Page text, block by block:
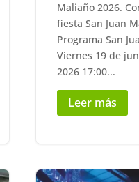
Maliaño 2026.
fiesta San Juan
Programa San
Viernes 19 de
2026 17:00...
Leer más